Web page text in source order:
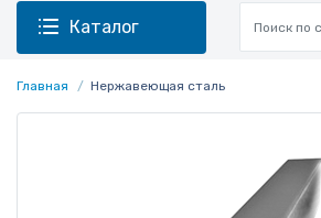
Каталог
Главная Нержавеющая сталь